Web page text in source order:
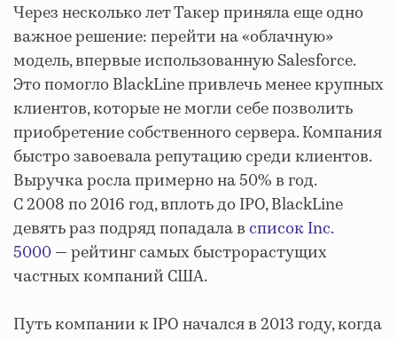
Через несколько лет Такер приняла еще одно
важное решение: перейти на «облачную»
модель, впервые использованную Salesforce.
Это помогло BlackLine привлечь менее крупных
клиентов, которые не могли себе позволить
приобретение собственного сервера. Компания
быстро завоевала репутацию среди клиентов.
Выручка росла примерно на 50% в год.
С 2008 по 2016 год, вплоть до IPO, BlackLine
девять раз подряд попадала всписок Inc.
5000— рейтинг самых быстрорастущих
частных компаний США.
Путь компании к IPO начался в 2013 году, когда